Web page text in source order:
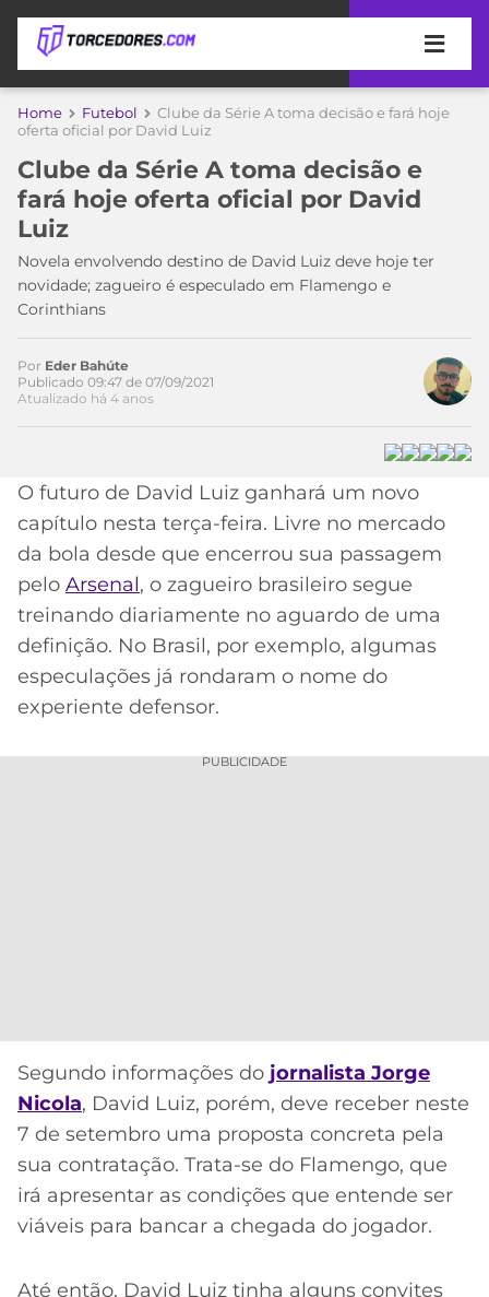
APOSTAS
DE
APOSTA
MELHORES
SITES
DE
APOSTAS
2026
CÓDIGO
DE
INDICAÇÃO
BET365
CÓDIGO
BETANO
COPA
DO
MUNDO
TIMES
MEU
TIME
CORINTHIANS
SÃO
PAULO
SANTOS
ATLÉTICO
MG
CRUZEIRO
CAMPEONATOS
A
LIBERTADORES
COPA
DO
BRASIL
PREMIER
MERCADO
DA
BOLA
PALPITES
Home Futebol
Clube da Série A toma decisão e fará hoje
oferta oficial por David Luiz
Clube da Série A toma decisão e
fará hoje oferta oficial por David
Luiz
Novela envolvendo destino de David Luiz deve hoje ter
novidade; zagueiro é especulado em Flamengo e
Corinthians
Acesse o perfil do autor
no Twitter
Por Eder Bahúte
Publicado 09:47 de 07/09/2021
Atualizado há 4 anos
O futuro de David Luiz ganhará um novo
capítulo nesta terça-feira. Livre no mercado
da bola desde que encerrou sua passagem
pelo Arsenal, o zagueiro brasileiro segue
treinando diariamente no aguardo de uma
definição. No Brasil, por exemplo, algumas
especulações já rondaram o nome do
experiente defensor.
PUBLICIDADE
Segundo informações do jornalista Jorge
Nicola, David Luiz, porém, deve receber neste
7 de setembro uma proposta concreta pela
sua contratação. Trata-se do Flamengo, que
irá apresentar as condições que entende ser
viáveis para bancar a chegada do jogador.
Até então, David Luiz tinha alguns convites